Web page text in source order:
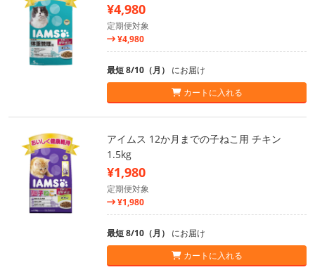
¥4,980
定期便対象
¥4,980
最短 8/10（月） にお届け
カートに入れる
アイムス 12か月までの子ねこ用 チキン
1.5kg
¥1,980
定期便対象
¥1,980
最短 8/10（月） にお届け
カートに入れる